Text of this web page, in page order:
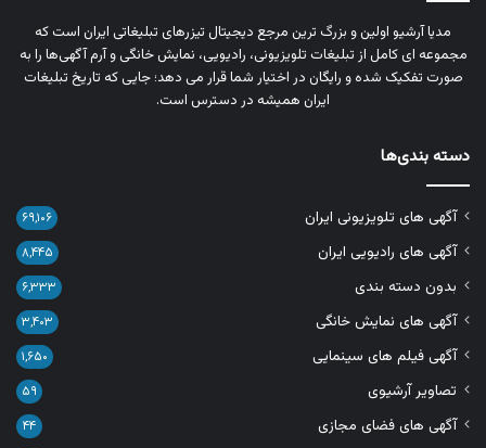
مدیا آرشیو اولین و بزرگ‌ ترین مرجع دیجیتال تیزرهای تبلیغاتی ایران است که
مجموعه‌ ای کامل از تبلیغات تلویزیونی، رادیویی، نمایش خانگی و آرم‌ آگهی‌ها را به‌
صورت تفکیک‌ شده و رایگان در اختیار شما قرار می‌ دهد؛ جایی که تاریخ تبلیغات
ایران همیشه در دسترس است.
دسته بندی‌ها
آگهی های تلویزیونی ایران ۶۹,۱۰۶
آگهی های رادیویی ایران ۸,۴۴۵
بدون دسته بندی ۶,۳۳۳
آگهی های نمایش خانگی ۳,۴۰۳
آگهی فیلم های سینمایی ۱,۶۵۰
تصاویر آرشیوی ۵۹
آگهی های فضای مجازی ۴۴